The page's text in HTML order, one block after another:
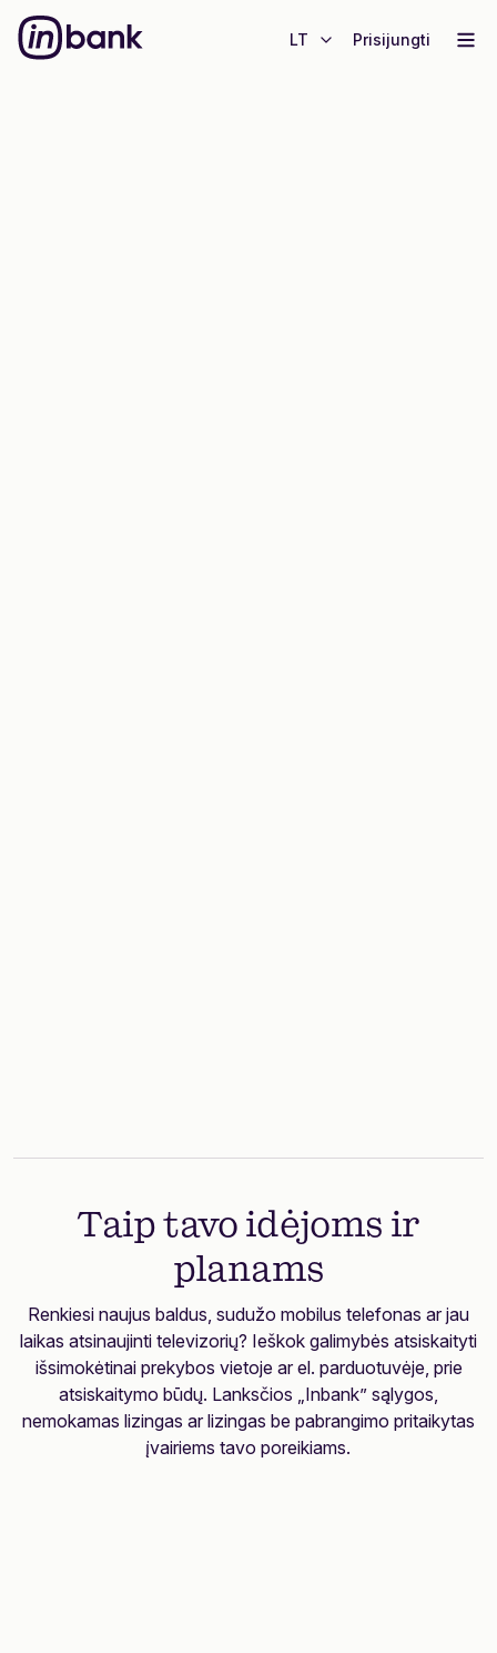
LT Prisijungti
Taip tavo idėjoms ir
planams
Renkiesi naujus baldus, sudužo mobilus telefonas ar jau
laikas atsinaujinti televizorių? Ieškok galimybės atsiskaityti
išsimokėtinai prekybos vietoje ar el. parduotuvėje, prie
atsiskaitymo būdų. Lanksčios „Inbank” sąlygos,
nemokamas lizingas ar lizingas be pabrangimo pritaikytas
įvairiems tavo poreikiams.